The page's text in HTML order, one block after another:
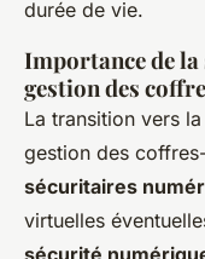
durée de vie.
Importance de
gestion des
La transition vers
gestion des
sécuritaires
virtuelles
sécurité